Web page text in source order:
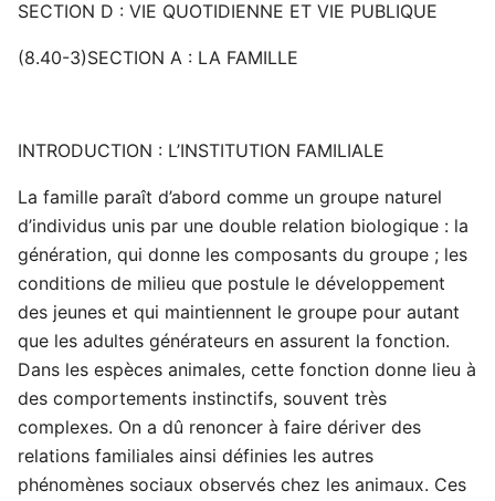
SECTION D : VIE QUOTIDIENNE ET VIE PUBLIQUE
(8.40-3)SECTION A : LA FAMILLE
INTRODUCTION : L’INSTITUTION FAMILIALE
La famille paraît d’abord comme un groupe naturel
d’individus unis par une double relation biologique : la
génération, qui donne les composants du groupe ; les
conditions de milieu que postule le développement
des jeunes et qui maintiennent le groupe pour autant
que les adultes générateurs en assurent la fonction.
Dans les espèces animales, cette fonction donne lieu à
des comportements instinctifs, souvent très
complexes. On a dû renoncer à faire dériver des
relations familiales ainsi définies les autres
phénomènes sociaux observés chez les animaux. Ces